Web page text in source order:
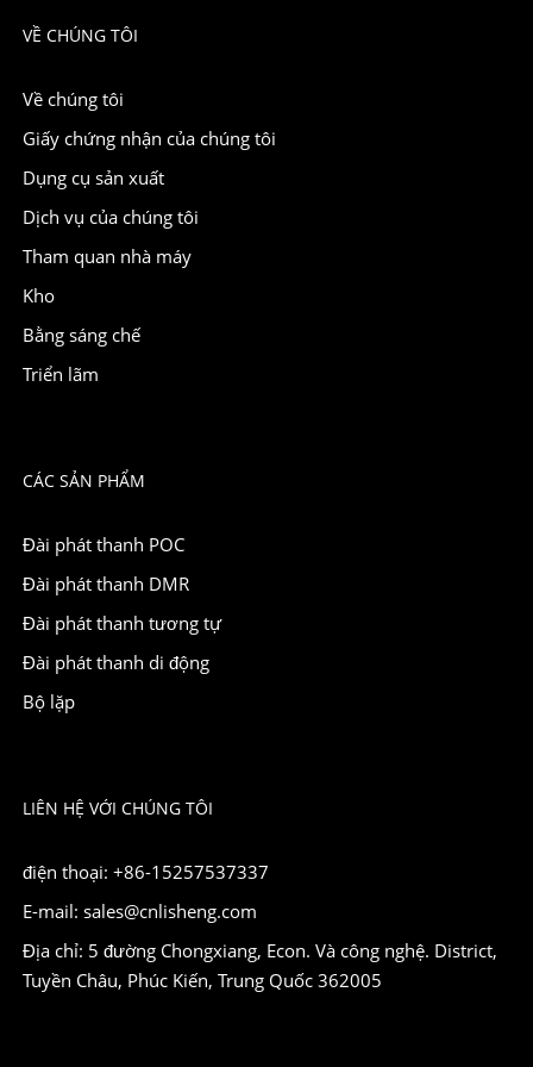
VỀ CHÚNG TÔI
Về chúng tôi
Giấy chứng nhận của chúng tôi
Dụng cụ sản xuất
Dịch vụ của chúng tôi
Tham quan nhà máy
Kho
Bằng sáng chế
Triển lãm
CÁC SẢN PHẨM
Đài phát thanh POC
Đài phát thanh DMR
Đài phát thanh tương tự
Đài phát thanh di động
Bộ lặp
LIÊN HỆ VỚI CHÚNG TÔI
điện thoại: +86-15257537337
E-mail: sales@cnlisheng.com
Địa chỉ: 5 đường Chongxiang, Econ. Và công nghệ. District,
Tuyền Châu, Phúc Kiến, Trung Quốc 362005